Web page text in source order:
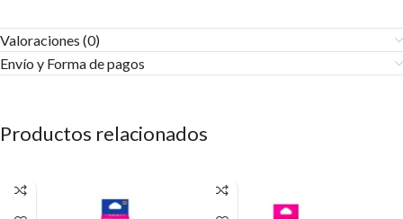
Valoraciones (0)
Envío y Forma de pagos​
Productos relacionados